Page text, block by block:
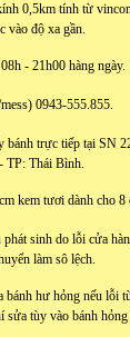
0,5km tính từ
vào độ xa gần.
- 21h00 hàng ngày.
0943-555.855.
bánh trực tiếp tại SN
TP: Thái Bình.
kem tươi dành cho 8
sinh do lỗi cửa
làm sô lệch.
bánh hư hỏng nếu lỗi
sửa tùy vào bánh